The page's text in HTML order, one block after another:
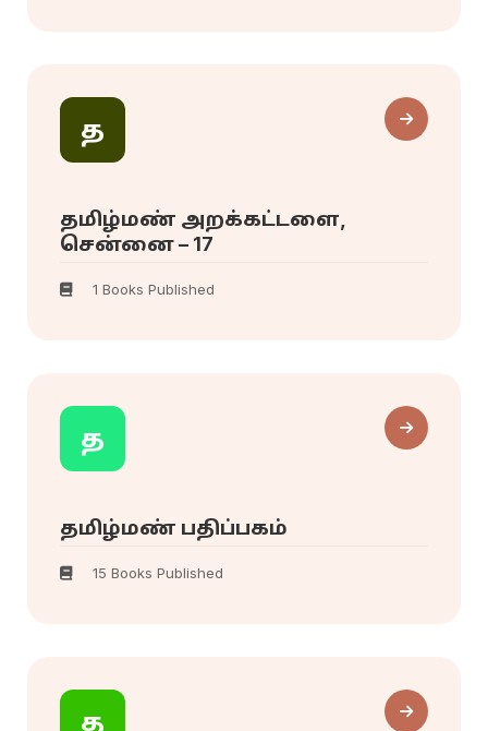
த
தமிழ்மண் அறக்கட்டளை,
சென்னை – 17
1 Books Published
த
தமிழ்மண் பதிப்பகம்
15 Books Published
த